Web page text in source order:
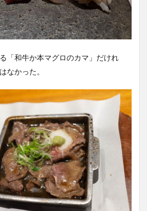
「和牛か本マグロのカマ」だけれ
なかった。